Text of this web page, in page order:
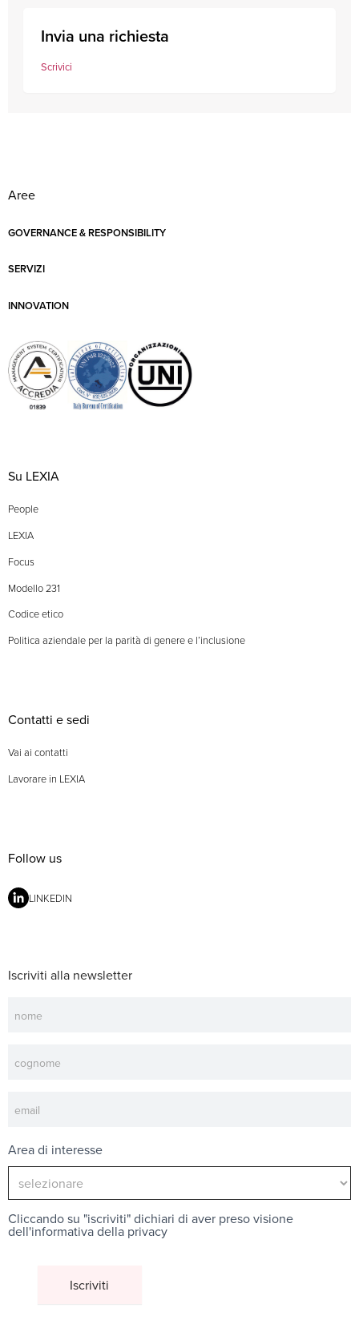
Invia una richiesta
Scrivici
Aree
GOVERNANCE & RESPONSIBILITY
SERVIZI
INNOVATION
Su LEXIA
People
LEXIA
Focus
Modello 231
Codice etico
Politica aziendale per la parità di genere e l’inclusione
Contatti e sedi
Vai ai contatti
Lavorare in LEXIA
Follow us
LINKEDIN
Iscriviti alla newsletter
Area di interesse
Cliccando su "iscriviti" dichiari di aver preso visione
dell'informativa della privacy